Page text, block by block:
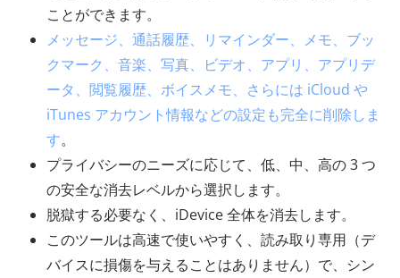
ことができます。
メッセージ、通話履歴、リマインダー、メモ、ブッ
クマーク、音楽、写真、ビデオ、アプリ、アプリデ
ータ、閲覧履歴、ボイスメモ、さらには iCloud や
iTunes アカウント情報などの設定も完全に削除しま
す。
プライバシーのニーズに応じて、低、中、高の 3 つ
の安全な消去レベルから選択します。
脱獄する必要なく、iDevice 全体を消去します。
このツールは高速で使いやすく、読み取り専用（デ
バイスに損傷を与えることはありません）で、シン